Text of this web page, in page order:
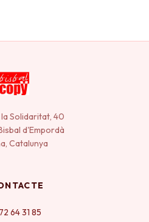
Solidaritat, 40
d'Empordà
Catalunya
64 31 85